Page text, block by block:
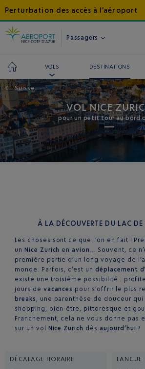
Perturbation des accès à l'aéroport
Passagers
VOLS DESTINATIONS
← Suisse
VOL NICE
pour un petit tour au bord
À LA DÉCOUVERTE DU LAC DE
Les choses sont ce que l’on en fait !
un Nice Zurich en avion … Souvent, ce
première partie d’un long voyage de
monde. Parfois, c’est undéplacement
existe une troisième possibilité :
jours de vacances pour s’offrir le plus
breaks , une parenthèse de douceur qui
shopping, bien-être, pittoresque et
Franchement, cela ne vous donne pas
sur un vol Nice Zurich dès aujourd’hui ?
DÉCALAGE HORAIRE
LANGUE